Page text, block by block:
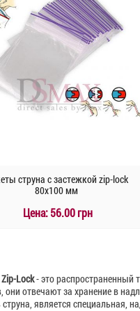
струна с застежкой zip-lock
80х100 мм
Цена:56.00 грн
Быстрый заказ
Lock- это распространенный
они отвечают за хранение в
струна, является специальная,